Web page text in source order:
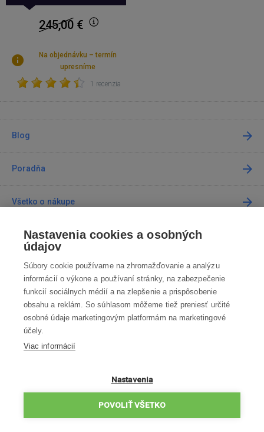
245,00 €
Na objednávku – termín
upresníme
1 recenzia
Blog
Poradňa
Všetko o nákupe
Predajne
Kontakt
Kontaktujte nás
info@robotworld.sk
02 / 205 103 00
OBCHODNÉ PODMIENKY
Nastavenia cookies a osobných
údajov
Súbory cookie používame na zhromažďovanie a analýzu
informácií o výkone a používaní stránky, na zabezpečenie
funkcií sociálnych médií a na zlepšenie a prispôsobenie
obsahu a reklám. So súhlasom môžeme tiež preniesť určité
osobné údaje marketingovým platformám na marketingové
účely.
Viac informácií
Nastavenia
POVOLIŤ VŠETKO